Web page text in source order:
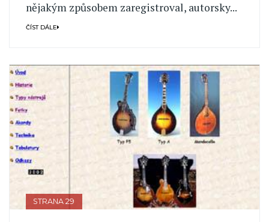
nějakým způsobem zaregistroval, autorsky...
ČÍST DÁLE
STRANA 29